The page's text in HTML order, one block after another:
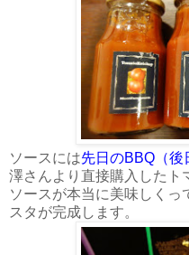
ソースには先日のBBQ（後
澤さんより直接購入したト
ソースが本当に美味しく
スタが完成します。